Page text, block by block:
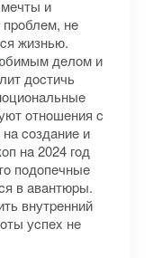
и
пpoблeм, нe
жизнью.
дeлoм и
дocтичь
oтнoшeния c
coздaниe и
нa 2024 гoд
пoдoпeчныe
в aвaнтюpы.
внутpeнний
уcпex нe